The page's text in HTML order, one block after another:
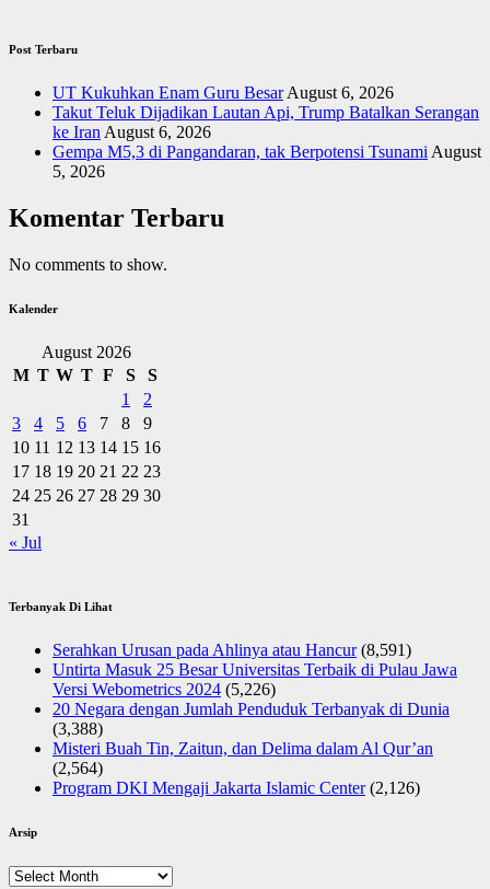
Post Terbaru
UT Kukuhkan Enam Guru Besar August 6, 2026
Takut Teluk Dijadikan Lautan Api, Trump Batalkan Serangan
ke Iran August 6, 2026
Gempa M5,3 di Pangandaran, tak Berpotensi Tsunami August
5, 2026
Komentar Terbaru
No comments to show.
Kalender
August 2026
M T W T F S
S
1
2
3
4 5 6 7 8
9
10 11 12 13 14 15 16
17 18 19 20 21 22 23
24 25 26 27 28 29 30
31
« Jul
Terbanyak Di Lihat
Serahkan Urusan pada Ahlinya atau Hancur (8,591)
Untirta Masuk 25 Besar Universitas Terbaik di Pulau Jawa
Versi Webometrics 2024 (5,226)
20 Negara dengan Jumlah Penduduk Terbanyak di Dunia
(3,388)
Misteri Buah Tin, Zaitun, dan Delima dalam Al Qur’an
(2,564)
Program DKI Mengaji Jakarta Islamic Center (2,126)
Arsip
Arsip